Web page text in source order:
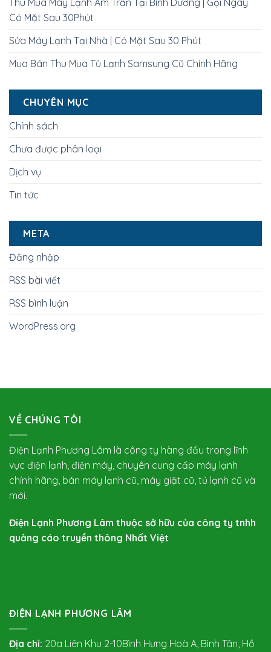
Có Mặt Sau 30Phút
Sửa Máy Lạnh Tại Nhà | Có Mặt Sau 30 Phút
Mua Bán Thu Mua Tủ Lạnh Samsung Cũ Chính Hãng
CHUYÊN MỤC
Chính sách
Chưa được phân loại
Dịch vụ
Tin tức
META
Đăng nhập
RSS bài viết
RSS bình luận
WordPress.org
VỀ CHÚNG TÔI
Điện Lạnh Phương Lâm là công ty hàng đầu trong lĩnh
vực điện lạnh, điện máy, chuyên cung cấp máy lạnh
chính hãng, bán máy lạnh cũ, máy giặt cũ, tủ lạnh cũ và
mới.
Điện Lạnh Phương Lâm thuộc sở hữu của công ty tnhh
quảng cáo truyền thông Nhất Việt
ĐIỆN LẠNH PHƯƠNG LÂM
Địa chỉ: 20a Liên Khu 2-10Bình Hưng Hoà A, Bình Tân, Hồ